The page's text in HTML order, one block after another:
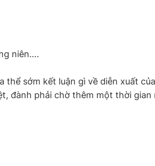
niên….
sớm kết luận gì về diễn xuất
đành phải chờ thêm một thời gian